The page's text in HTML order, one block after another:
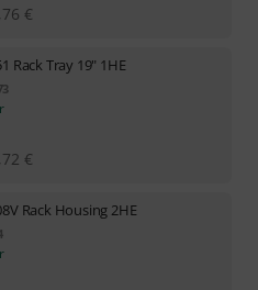
€
Rack Tray 19" 1HE
€
Rack Housing 2HE